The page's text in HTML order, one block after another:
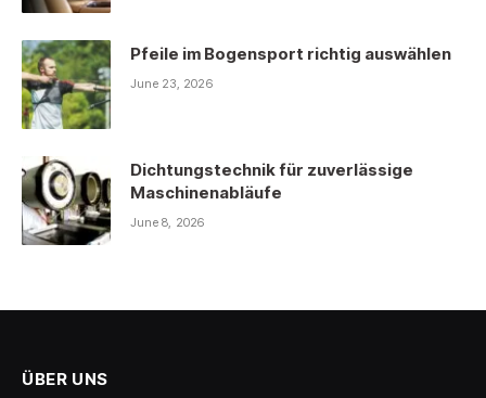
Pfeile im Bogensport richtig auswählen
June 23, 2026
Dichtungstechnik für zuverlässige
Maschinenabläufe
June 8, 2026
ÜBER UNS